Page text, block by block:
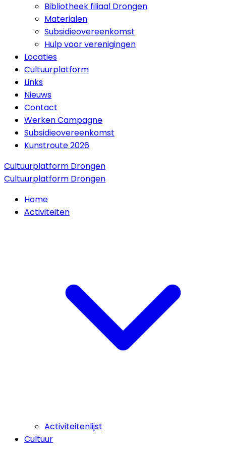
Bibliotheek filiaal Drongen
Materialen
Subsidieovereenkomst
Hulp voor verenigingen
Locaties
Cultuurplatform
Links
Nieuws
Contact
Werken Campagne
Subsidieovereenkomst
Kunstroute 2026
Cultuurplatform Drongen
Cultuurplatform Drongen
Home
Activiteiten
Activiteitenlijst
Cultuur